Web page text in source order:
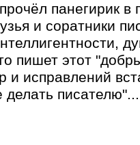
панегирик
и соратники
пишет этот
и исправлений
писателю"...